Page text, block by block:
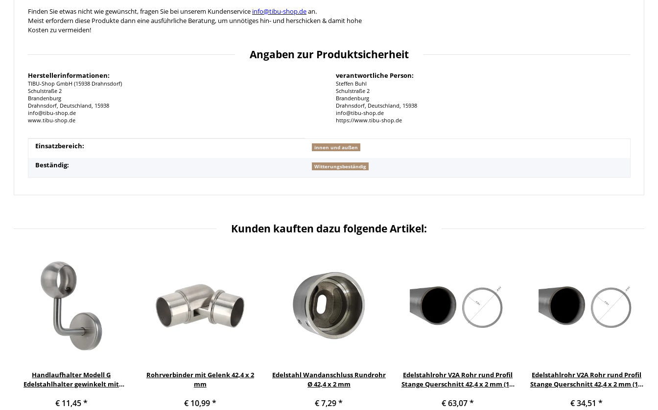
Finden Sie etwas nicht wie gewünscht, fragen Sie bei unserem Kundenservice info@tibu-shop.dean.
Meist erfordern diese Produkte dann eine ausführliche Beratung, um unnötiges hin- und herschicken & damit hohe
Kosten zu vermeiden!
Angaben zur Produktsicherheit
Herstellerinformationen:
TIBU-Shop GmbH (15938 Drahnsdorf)
Schulstraße 2
Brandenburg
Drahnsdorf, Deutschland, 15938
info@tibu-shop.de
www.tibu-shop.de
verantwortliche Person:
Steffen Buhl
Schulstraße 2
Brandenburg
Drahnsdorf, Deutschland, 15938
info@tibu-shop.de
https://www.tibu-shop.de
Produkteigenschaft
Wert
Einsatzbereich: innen und außen
Beständig: Witterungsbeständig
Kunden kauften dazu folgende Artikel:
Handlaufhalter Modell G
Edelstahlhalter gewinkelt mit
€ 11,45*
Rohrverbinder mit Gelenk 42,4 x 2
mm
€ 10,99*
Edelstahl Wandanschluss Rundrohr
Ø 42,4 x 2 mm
€ 7,29*
Edelstahlrohr V2A Rohr rund Profil
Stange Querschnitt 42,4 x 2 mm (1¼
€ 63,07*
Edelstahlrohr V2A Rohr rund Profil
Stange Querschnitt 42,4 x 2 mm (1¼
€ 34,51*